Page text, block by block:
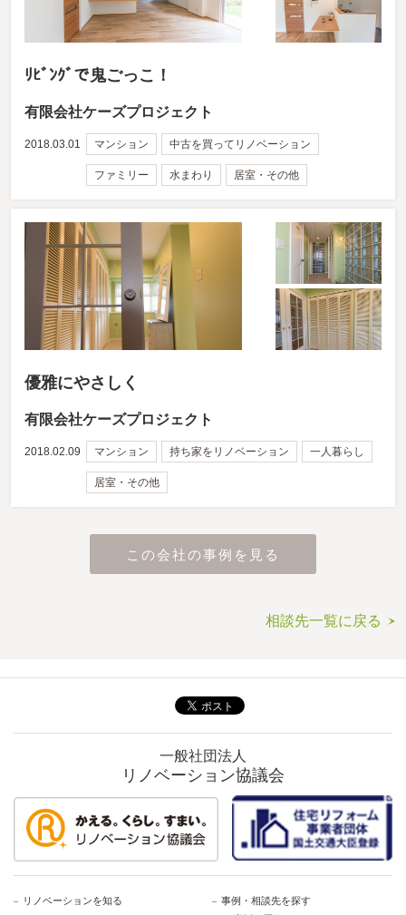
ﾘﾋﾞﾝｸﾞで鬼ごっこ！
有限会社ケーズプロジェクト
2018.03.01 マンション 中古を買ってリノベーション
ファミリー 水まわり 居室・その他
優雅にやさしく
有限会社ケーズプロジェクト
2018.02.09 マンション 持ち家をリノベーション 一人暮らし
居室・その他
この会社の事例を見る
相談先一覧に戻る
一般社団法人
リノベーション協議会
リノベーションを知る
事例・相談先を探す